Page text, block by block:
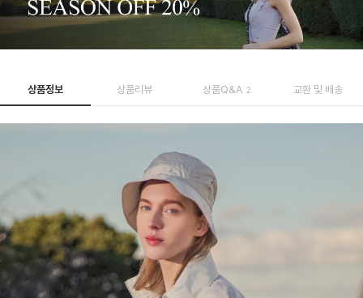
상품정보 상품리뷰 상품Q&A 2 교환 및 배송